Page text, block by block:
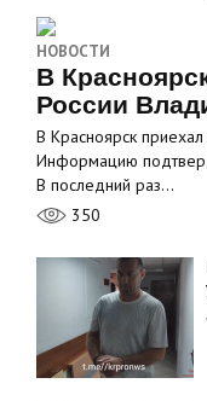
НОВОСТИ
В
России
В Красноярск
Информацию
В последний раз…
350